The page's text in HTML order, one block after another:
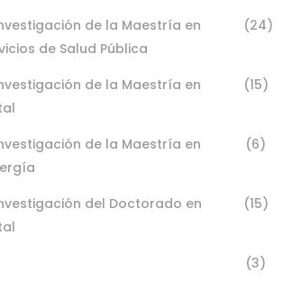
de la Maestría en
de Salud Pública
(24)
de la Maestría en
(15)
de la Maestría en
(6)
del Doctorado en
(15)
(3)